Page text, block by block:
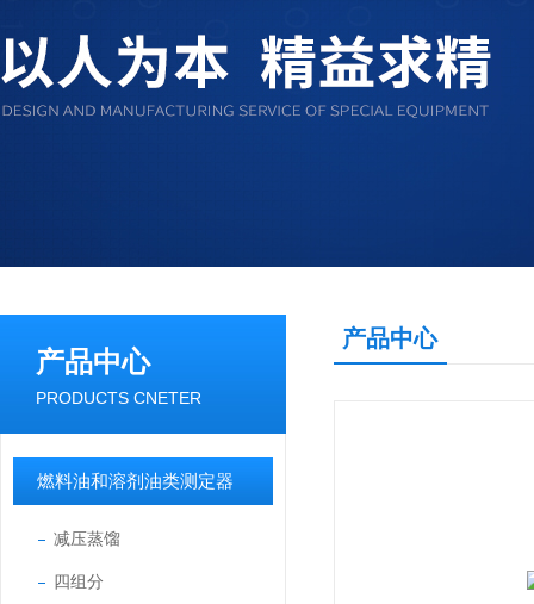
产品中心
PRODUCTS CNETER
燃料油和溶剂油类测定器
减压蒸馏
四组分
产品中心